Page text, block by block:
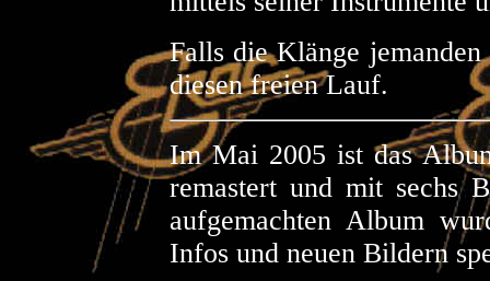
Falls die Klänge
diesen freien Lauf.
Im Mai 2005 ist das
remastert und mit sechs
aufgemachten Album
Infos und neuen Bildern